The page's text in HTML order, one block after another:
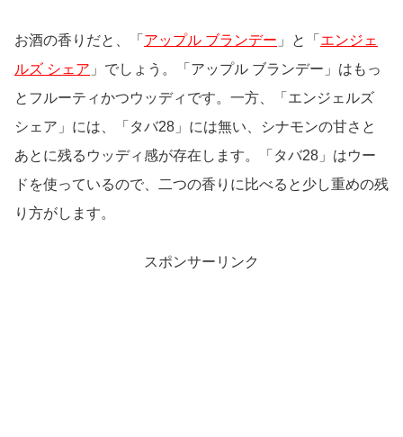
お酒の香りだと、「 アップル ブランデー 」と「 エンジェ
ルズ シェア 」でしょう。「アップル ブランデー」はもっ
とフルーティかつウッディです。一方、「エンジェルズ
シェア」には、「タバ28」には無い、シナモンの甘さと
あとに残るウッディ感が存在します。「タバ28」はウー
ドを使っているので、二つの香りに比べると少し重めの残
り方がします。
スポンサーリンク